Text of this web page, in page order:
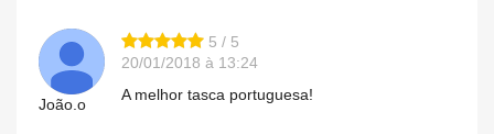
João.o
5 / 5
20/01/2018 à 13:24
A melhor tasca portuguesa!